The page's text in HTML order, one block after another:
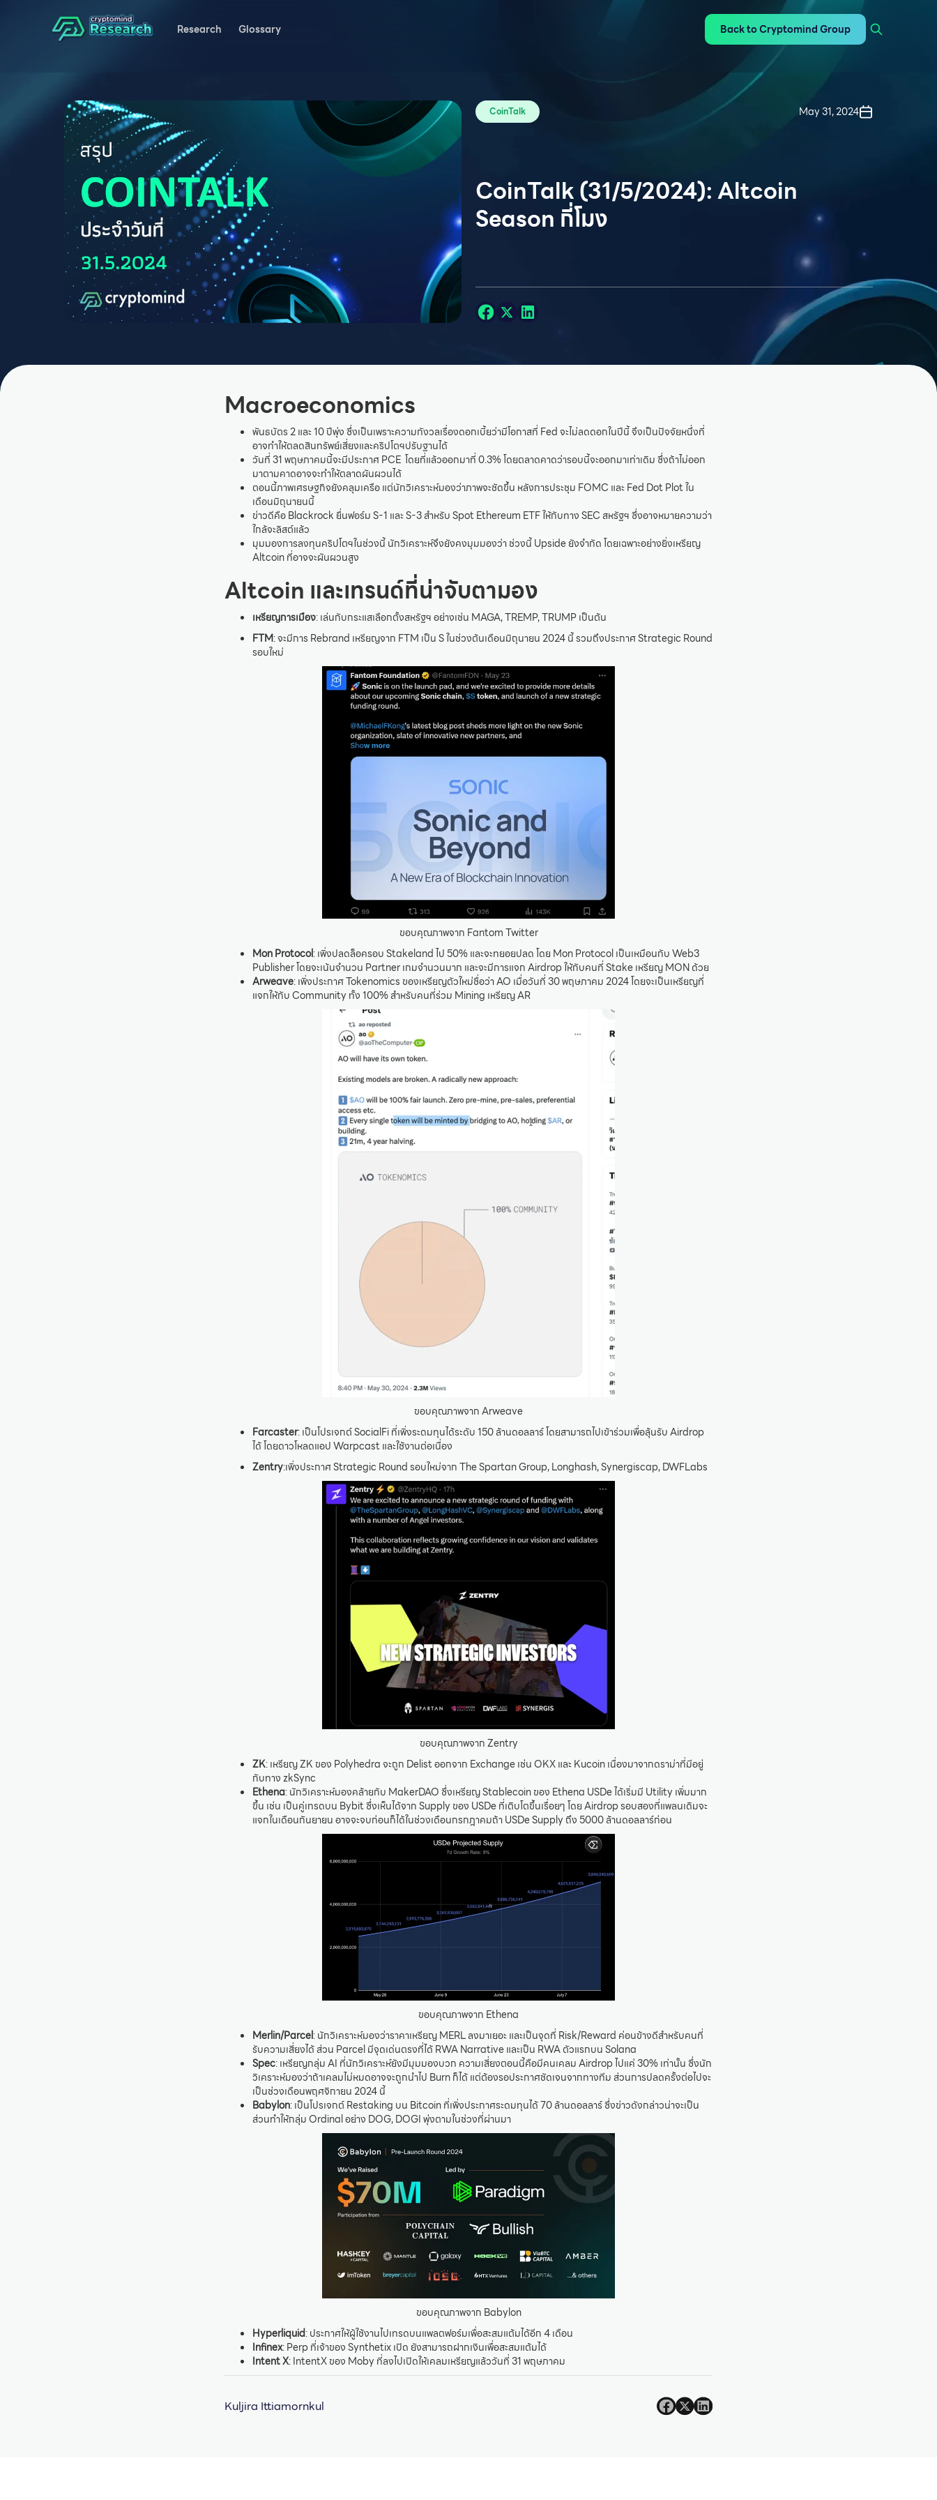
Research Glossary Back to Cryptomind Group
CoinTalk May 31, 2024
CoinTalk (31/5/2024): Altcoin
Season กี่โมง
Macroeconomics
พันธบัตร 2 และ 10 ปีพุ่ง ซึ่งเป็นเพราะความกังวลเรื่องดอกเบี้ยว่ามีโอกาสที่ Fed จะไม่ลดดอกในปีนี้ จึงเป็นปัจจัยหนึ่งที่
อาจทำให้ตลดสินทรัพย์เสี่ยงและคริปโตฯปรับฐานได้
วันที่ 31 พฤษภาคมนี้จะมีประกาศ PCE โดยที่แล้วออกมาที่ 0.3% โดยตลาดคาดว่ารอบนี้จะออกมาเท่าเดิม ซึ่งถ้าไม่ออก
มาตามคาดอาจจะทำให้ตลาดผันผวนได้
ตอนนี้ภาพเศรษฐกิจยังคลุมเครือ แต่นักวิเคราะห์มองว่าภาพจะชัดขึ้น หลังการประชุม FOMC และ Fed Dot Plot ใน
เดือนมิถุนายนนี้
ข่าวดีคือ Blackrock ยื่นฟอร์ม S-1 และ S-3 สำหรับ Spot Ethereum ETF ให้กับทาง SEC สหรัฐฯ ซึ่งอาจหมายความว่า
ใกล้จะลิสต์แล้ว
มุมมองการลงทุนคริปโตฯในช่วงนี้ นักวิเคราะห์จึงยังคงมุมมองว่า ช่วงนี้ Upside ยังจำกัด โดยเฉพาะอย่างยิ่งเหรียญ
Altcoin ที่อาจจะผันผวนสูง
Altcoin และเทรนด์ที่น่าจับตามอง
เหรียญการเมือง: เล่นกับกระแสเลือกตั้งสหรัฐฯ อย่างเช่น MAGA, TREMP, TRUMP เป็นต้น
FTM: จะมีการ Rebrand เหรียญจาก FTM เป็น S ในช่วงต้นเดือนมิถุนายน 2024 นี้ รวมถึงประกาศ Strategic Round
รอบใหม่
ขอบคุณภาพจาก Fantom Twitter
Mon Protocol: เพิ่งปลดล็อครอบ Stakeland ไป 50% และจะทยอยปลด โดย Mon Protocol เป็นเหมือนกับ Web3
Publisher โดยจะเน้นจำนวน Partner เกมจำนวนมาก และจะมีการแจก Airdrop ให้กับคนที่ Stake เหรียญ MON ด้วย
Arweave: เพิ่งประกาศ Tokenomics ของเหรียญตัวใหม่ชื่อว่า AO เมื่อวันที่ 30 พฤษภาคม 2024 โดยจะเป็นเหรียญที่
แจกให้กับ Community ทั้ง 100% สำหรับคนที่ร่วม Mining เหรียญ AR
ขอบคุณภาพจาก Arweave
Farcaster: เป็นโปรเจกต์ SocialFi ที่เพิ่งระดมทุนได้ระดับ 150 ล้านดอลลาร์ โดยสามารถไปเข้าร่วมเพื่อลุ้นรับ Airdrop
ได้ โดยดาวโหลดแอป Warpcast และใช้งานต่อเนื่อง
Zentry:เพิ่งประกาศ Strategic Round รอบใหม่จาก The Spartan Group, Longhash, Synergiscap, DWFLabs
ขอบคุณภาพจาก Zentry
ZK: เหรียญ ZK ของ Polyhedra จะถูก Delist ออกจาก Exchange เช่น OKX และ Kucoin เนื่องมาจากดราม่าที่มีอยู่
กับทาง zkSync
Ethena: นักวิเคราะห์มองคล้ายกับ MakerDAO ซึ่งเหรียญ Stablecoin ของ Ethena USDe ได้เริ่มมี Utility เพิ่มมาก
ขึ้น เช่น เป็นคู่เทรดบน Bybit ซึ่งเห็นได้จาก Supply ของ USDe ที่เติบโตขึ้นเรื่อยๆ โดย Airdrop รอบสองที่แพลนเดิมจะ
แจกในเดือนกันยายน อาจจะจบก่อนก็ได้ในช่วงเดือนกรกฎาคมถ้า USDe Supply ถึง 5000 ล้านดอลลาร์ก่อน
ขอบคุณภาพจาก Ethena
Merlin/Parcel: นักวิเคราะห์มองว่าราคาเหรียญ MERL ลงมาเยอะ และเป็นจุดที่ Risk/Reward ค่อนข้างดีสำหรับคนที่
รับความเสี่ยงได้ ส่วน Parcel มีจุดเด่นตรงที่ได้ RWA Narrative และเป็น RWA ตัวแรกบน Solana
Spec: เหรียญกลุ่ม AI ที่นักวิเคราะห์ยังมีมุมมองบวก ความเสี่ยงตอนนี้คือมีคนเคลม Airdrop ไปแค่ 30% เท่านั้น ซึ่งนัก
วิเคราะห์มองว่าถ้าเคลมไม่หมดอาจจะถูกนำไป Burn ก็ได้ แต่ต้องรอประกาศชัดเจนจากทางทีม ส่วนการปลดครั้งต่อไปจะ
เป็นช่วงเดือนพฤศจิกายน 2024 นี้
Babylon: เป็นโปรเจกต์ Restaking บน Bitcoin ที่เพิ่งประกาศระดมทุนได้ 70 ล้านดอลลาร์ ซึ่งข่าวดังกล่าวน่าจะเป็น
ส่วนทำให้กลุ่ม Ordinal อย่าง DOG, DOGI พุ่งตามในช่วงที่ผ่านมา
ขอบคุณภาพจาก Babylon
Hyperliquid: ประกาศให้ผู้ใช้งานไปเทรดบนแพลตฟอร์มเพื่อสะสมแต้มได้อีก 4 เดือน
Infinex: Perp ที่เจ้าของ Synthetix เปิด ยังสามารถฝากเงินเพื่อสะสมแต้มได้
Intent X: IntentX ของ Moby ที่ลงไปเปิดให้เคลมเหรียญแล้ววันที่ 31 พฤษภาคม
Kuljira Ittiamornkul